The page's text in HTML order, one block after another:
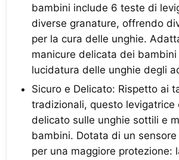
bambini include 6 teste di
diverse granature, offrendo
per la cura delle unghie.
manicure delicata dei bambini
lucidatura delle unghie degli
Sicuro e Delicato: Rispetto ai
tradizionali, questo levigatrice
delicato sulle unghie sottili e
bambini. Dotata di un
per una maggiore protezione: